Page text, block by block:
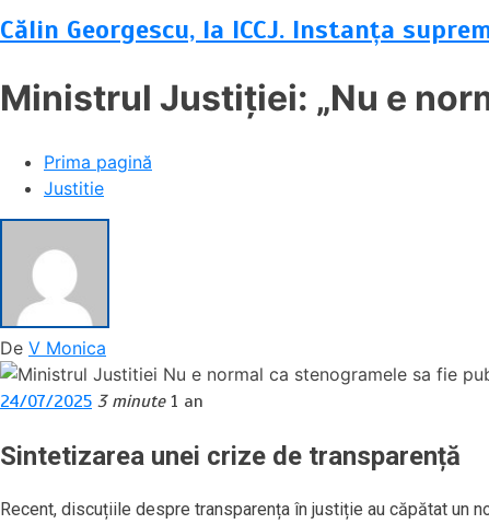
Călin Georgescu, la ICCJ. Instanța
Ministrul Justiției: „Nu e
Prima pagină
Justitie
De V Monica
24/07/2025 3 minute 1 an
Sintetizarea unei crize de transparență
Recent, discuțiile despre transparența în justiție au căpătat un